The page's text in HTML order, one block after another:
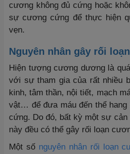
cương không đủ cứng hoặc
sự cương cứng để thực hiện
vẹn.
Nguyên nhân gây rối
Hiện tượng cương dương là
với sự tham gia của rất nhiều
kinh, tâm thần, nội tiết, mạch
vật… để đưa máu đến thể
cứng. Do đó, bất kỳ một sự
này đều có thể gây rối loạn
Một số nguyên nhân rối loạn